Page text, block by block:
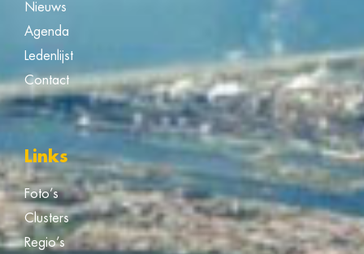
Nieuws
Agenda
Ledenlijst
Contact
Links
Foto’s
Clusters
Regio’s